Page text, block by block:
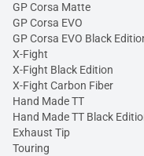
GP Corsa Matte
GP Corsa EVO
GP Corsa EVO Black
X-Fight
X-Fight Black Edition
X-Fight Carbon Fiber
Hand Made TT
Hand Made TT Black
Exhaust Tip
Touring